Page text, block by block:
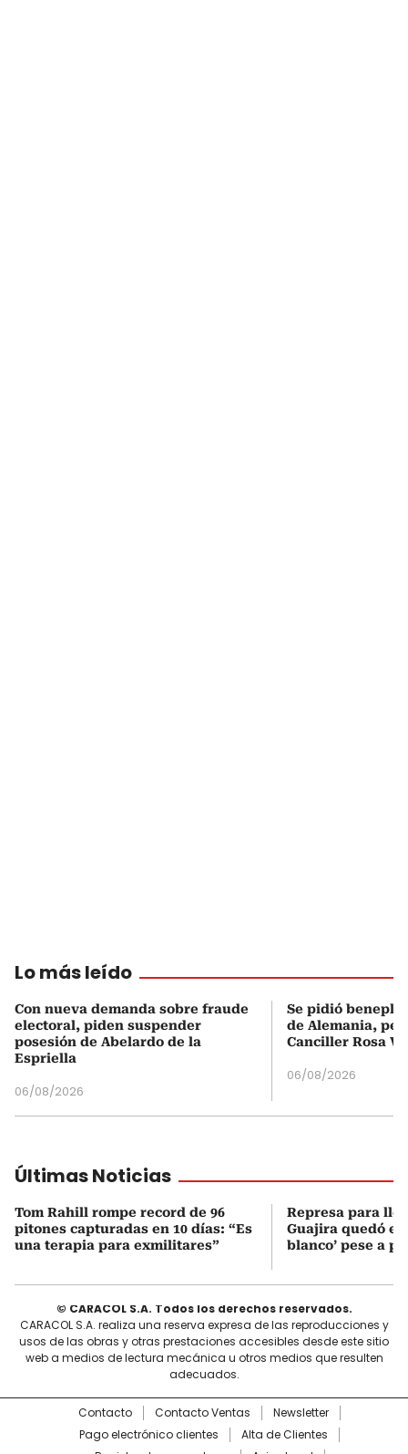
Lo más leído
Con nueva demanda sobre fraude
electoral, piden suspender
posesión de Abelardo de la
Espriella
06/08/2026
Se pidió
de Alemania,
Canciller Rosa
06/08/2026
Últimas Noticias
Tom Rahill rompe record de 96
pitones capturadas en 10 días: “Es
una terapia para exmilitares”
Represa para
Guajira quedó en
blanco’ pese a
© CARACOL S.A. Todos los derechos reservados.
CARACOL S.A. realiza una reserva expresa de las reproducciones y
usos de las obras y otras prestaciones accesibles desde este sitio
web a medios de lectura mecánica u otros medios que resulten
adecuados.
Contacto Contacto Ventas
Newsletter
Pago electrónico clientes
Alta de Clientes